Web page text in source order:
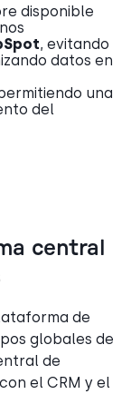
disponible
, evitando
datos en
una
del
central
de
globales de
de
el CRM y el